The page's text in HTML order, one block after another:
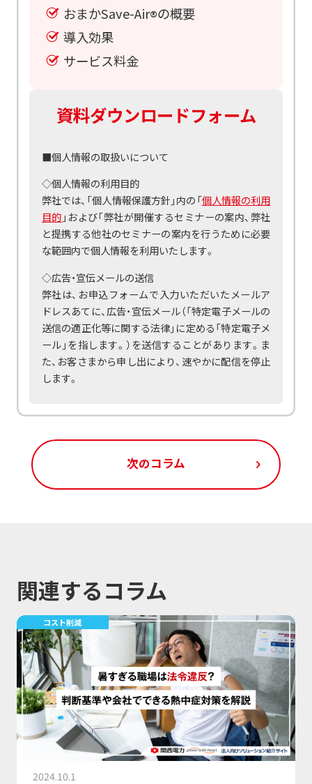
おまかSave-Air®の概要
導入効果
サービス料金
資料ダウンロードフォーム
■個人情報の取扱いについて
◇個人情報の利用目的
弊社では、「個人情報保護方針」内の「個人情報の利用
目的 」および「弊社が開催するセミナーの案内、弊社
と提携する他社のセミナーの案内を行うために必要
な範囲内で個人情報を利用いたします。
◇広告・宣伝メールの送信
弊社は、お申込フォームで入力いただいたメールア
ドレスあてに、広告・宣伝メール（「特定電子メールの
送信の適正化等に関する法律」に定める「特定電子メ
ール」を指します。）を送信することがあります。ま
た、お客さまから申し出により、速やかに配信を停止
します。
次のコラム
関連するコラム
コスト削減
2024.10.1